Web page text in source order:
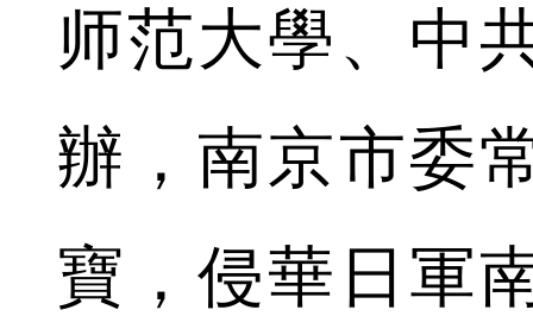
师范大學、中
辦，南京市委
寶，侵華日軍